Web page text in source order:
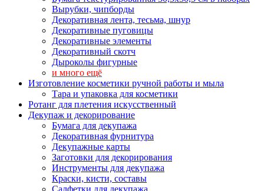
Вырубки, чипборды
Декоративная лента, тесьма, шнур
Декоративные пуговицы
Декоративные элементы
Декоративный скотч
Дыроколы фигурные
и много ещё
Изготовление косметики ручной работы и мыла
Тара и упаковка для косметики
Ротанг для плетения искусственный
Декупаж и декорирование
Бумага для декупажа
Декоративная фурнитура
Декупажные карты
Заготовки для декорирования
Инструменты для декупажа
Краски, кисти, составы
Салфетки для декупажа